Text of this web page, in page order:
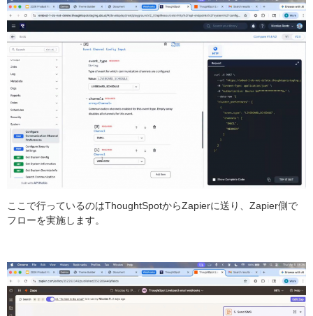
ここで行っているのはThoughtSpotからZapierに送り、Zapier側で
フローを実施します。